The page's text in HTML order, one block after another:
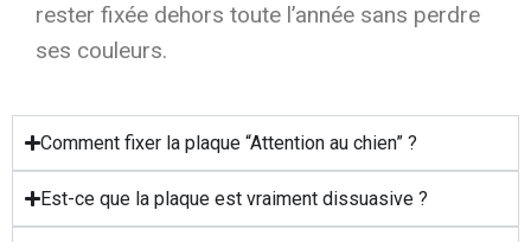
rester fixée dehors toute l’année sans perdre
ses couleurs.
Comment fixer la plaque “Attention au chien” ?
Est-ce que la plaque est vraiment dissuasive ?